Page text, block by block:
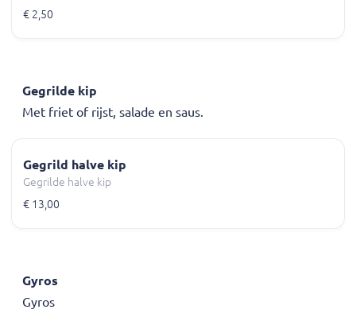
€ 2,50
Gegrilde kip
Met friet of rijst, salade en saus.
Gegrild halve kip
Gegrilde halve kip
€ 13,00
Gyros
Gyros